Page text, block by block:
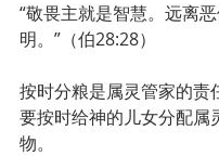
“敬畏主就是智慧。远离
明。”（伯28:28）
按时分粮是属灵管家的责
要按时给神的儿女分配属
物。